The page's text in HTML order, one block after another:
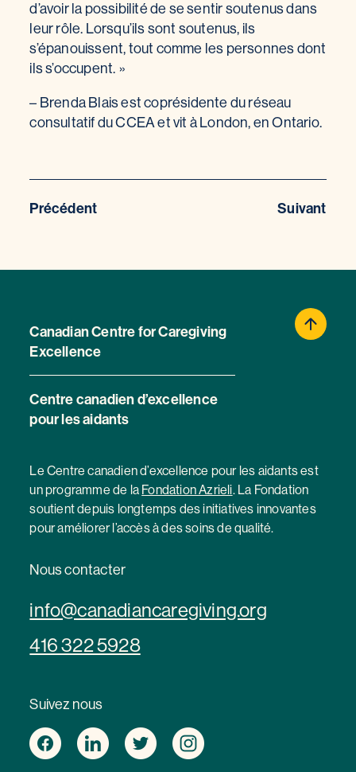
d’avoir la possibilité de se sentir soutenus dans
leur rôle. Lorsqu’ils sont soutenus, ils
s’épanouissent, tout comme les personnes dont
ils s’occupent. »
– Brenda Blais est coprésidente du réseau
consultatif du CCEA et vit à London, en Ontario.
Précédent Suivant
Canadian Centre for Caregiving
Excellence
Centre canadien d’excellence
pour les aidants
Le Centre canadien d’excellence pour les aidants est
un programme de la Fondation Azrieli. La Fondation
soutient depuis longtemps des initiatives innovantes
pour améliorer l’accès à des soins de qualité.
Nous contacter
info@canadiancaregiving.org
416 322 5928
Suivez nous